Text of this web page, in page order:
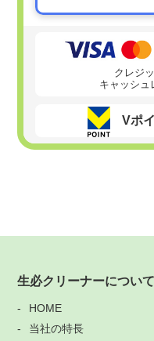
クレジ
キャッシュ
Vポ
生必クリーナーについて
HOME
当社の特長